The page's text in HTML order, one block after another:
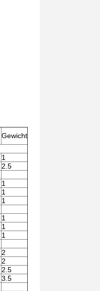
Gewicht
1
2.5
1
1
1
1
1
1
2
2
2.5
3.5